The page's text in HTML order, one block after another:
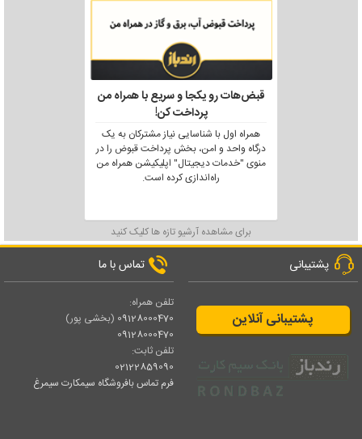
قبض‌هات رو یکجا و سریع با همراه من
پرداخت کن!
همراه اول با شناسایی نیاز مشترکان به یک
درگاه واحد و امن، بخش پرداخت قبوض را در
منوی "خدمات دیجیتال" اپلیکیشن همراه من
راه‌اندازی کرده است.
برای مشاهده آرشیو تازه ها کلیک کنید
پشتیبانی
پشتیبانی آنلاین
تماس با ما
تلفن همراه:
09128000470 (بخشی پور)
09128000470
تلفن ثابت:
02122859090
فرم تماس بافروشگاه سیمکارت سیمرغ